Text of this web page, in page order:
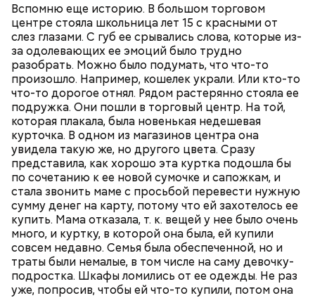
Вспомню еще историю. В большом торговом
центре стояла школьница лет 15 с красными от
слез глазами. С губ ее срывались слова, которые из-
за одолевающих ее эмоций было трудно
разобрать. Можно было подумать, что что-то
произошло. Например, кошелек украли. Или кто-то
что-то дорогое отнял. Рядом растерянно стояла ее
подружка. Они пошли в торговый центр. На той,
которая плакала, была новенькая недешевая
курточка. В одном из магазинов центра она
увидела такую же, но другого цвета. Сразу
представила, как хорошо эта куртка подошла бы
по сочетанию к ее новой сумочке и сапожкам, и
стала звонить маме с просьбой перевести нужную
сумму денег на карту, потому что ей захотелось ее
купить. Мама отказала, т. к. вещей у нее было очень
много, и куртку, в которой она была, ей купили
совсем недавно. Семья была обеспеченной, но и
траты были немалые, в том числе на саму девочку-
подростка. Шкафы ломились от ее одежды. Не раз
уже, попросив, чтобы ей что-то купили, потом она
Как выбрать дыню
Фото: Shutterstock